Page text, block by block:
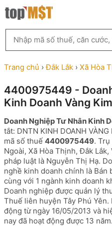
Chuyển
đến
kiếm
MST
theo
tên
ty,
người
diện
hoặc
mã
số
thuế
...
Trang chủ ›Đắk Lắk › Xã Hòa
4400975449 -
Kinh Doanh Vàng
Doanh Nghiệp Tư Nhân Kinh
tắt: DNTN KINH DOANH
mã số thuế 4400975449.
Ngoài, Xã Hòa Thịnh, Đắk
pháp luật là Nguyễn Thị Hạ.
nghề kinh doanh chính là Bán
cùng với 1 ngành kinh doanh
Doanh nghiệp được quản lý
Thuế liên huyện Tây Phú
động từ ngày 16/05/2013 và
nay đã hoạt động được 13 năm.